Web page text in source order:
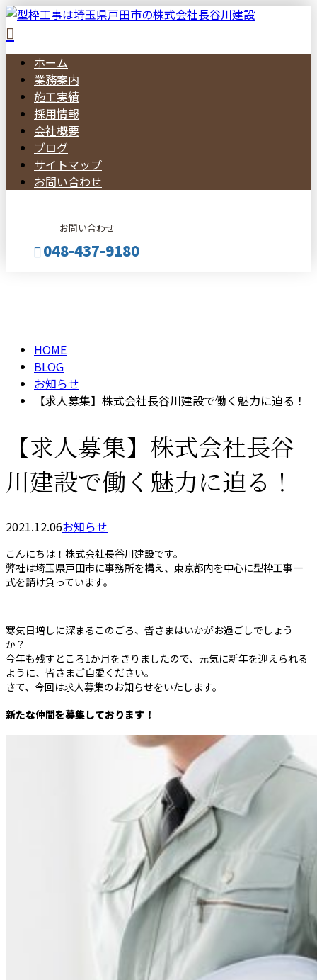
ホーム
業務案内
施工実績
採用情報
会社概要
ブログ
サイトマップ
お問い合わせ
お問い合わせ
048-437-9180
HOME
BLOG
お知らせ
【求人募集】株式会社長谷川建設で働く魅力に迫る！
【求人募集】株式会社長谷
川建設で働く魅力に迫る！
2021.12.06お知らせ
こんにちは！株式会社長谷川建設です。
弊社は埼玉県戸田市に事務所を構え、東京都内を中心に型枠工事一
式を請け負っています。
寒気日増しに深まるこのごろ、皆さまはいかがお過ごしでしょう
か？
今年も残すところ1か月をきりましたので、元気に新年を迎えられる
ように、皆さまご自愛ください。
さて、今回は求人募集のお知らせをいたします。
新たな仲間を募集しております！